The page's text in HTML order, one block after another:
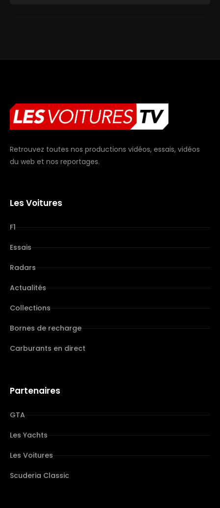
Retrouvez toutes nos productions vidéos, essais, vidéos
du web et nos reportages.
Les Voitures
F1
Essais
Radars
Actualités
Collections
Bornes de recharge
Carburants en direct
Partenaires
GTA
Les Yachts
Les Voitures
Scuderia Classic